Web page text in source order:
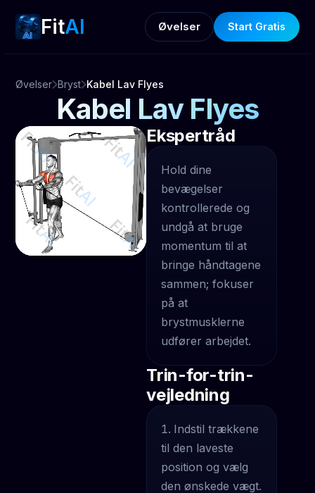
FitAI Øvelser Start Gratis
Øvelser Bryst Kabel Lav Flyes
Kabel Lav Flyes
Ekspertråd
Hold dine
bevægelser
kontrollerede og
undgå at bruge
momentum til at
bringe håndtagene
sammen; fokuser
på at
brystmusklerne
udfører arbejdet.
Trin-for-trin-
vejledning
Indstil trækkene
til den laveste
position og vælg
den ønskede vægt.